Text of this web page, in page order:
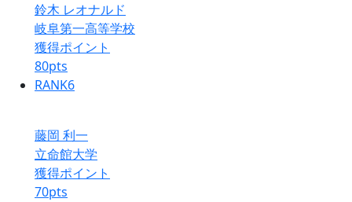
鈴木 レオナルド
岐阜第一高等学校
獲得ポイント
80pts
RANK6
藤岡 利一
立命館大学
獲得ポイント
70pts